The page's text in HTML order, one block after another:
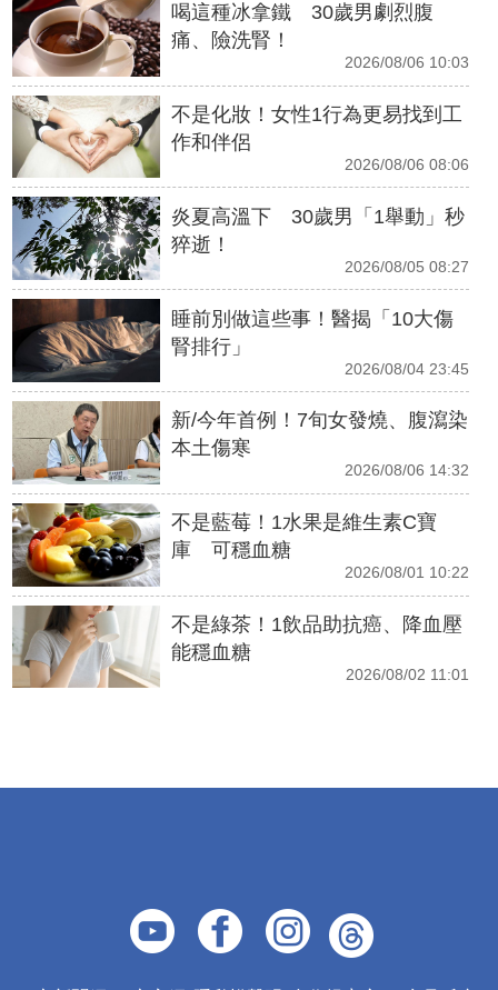
喝這種冰拿鐵 30歲男劇烈腹
痛、險洗腎！
2026/08/06 10:03
不是化妝！女性1行為更易找到工
作和伴侶
2026/08/06 08:06
炎夏高溫下 30歲男「1舉動」秒
猝逝！
2026/08/05 08:27
睡前別做這些事！醫揭「10大傷
腎排行」
2026/08/04 23:45
新/今年首例！7旬女發燒、腹瀉染
本土傷寒
2026/08/06 14:32
不是藍莓！1水果是維生素C寶
庫 可穩血糖
2026/08/01 10:22
不是綠茶！1飲品助抗癌、降血壓
能穩血糖
2026/08/02 11:01